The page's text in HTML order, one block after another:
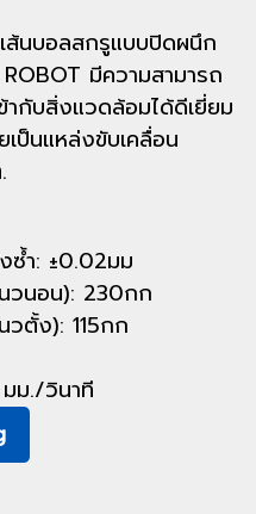
เส้นบอลสกรูแบบปิดผนึก
มีความสามารถ
ากับสิ่งแวดล้อมได้ดีเยี่ยม
ป็นแหล่งขับเคลื่อน
ซ้ำ: ±0.02มม
วนอน): 230กก
ตั้ง): 115กก
ม./วินาที